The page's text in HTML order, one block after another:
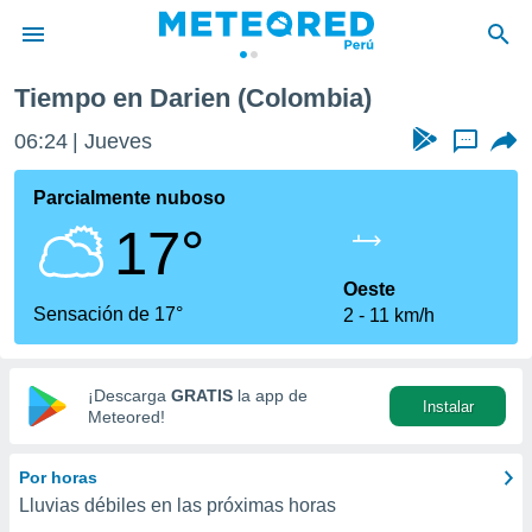
de
ha sido
que se
calidad.
a este
las
y
digital
basada
Tiempo en Darien (Colombia)
06:24 Jueves ...
Parcialmente nuboso
17°
Sensación de 17°
Oeste
2
11 km/h
¡Descarga GRATIS la app de
Meteored!
Instalar
Por horas
Lluvias débiles en las próximas horas